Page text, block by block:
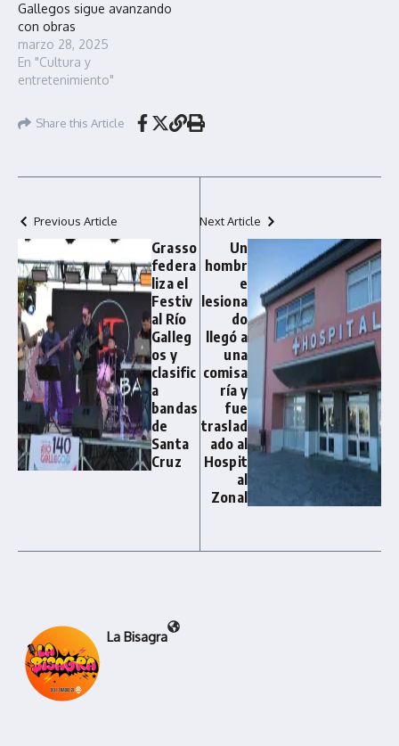
Gallegos sigue avanzando
con obras
marzo 28, 2025
En "Cultura y
entretenimiento"
Share this Article
Previous Article
Grasso
federa
liza el
Festiv
al Río
Galleg
os y
clasific
a
bandas
de
Santa
Cruz
Next Article
Un
hombr
e
lesiona
do
llegó a
una
comisa
ría y
fue
traslad
ado al
Hospit
al
Zonal
La Bisagra